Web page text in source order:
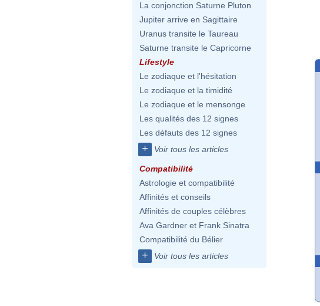
La conjonction Saturne Pluton
Jupiter arrive en Sagittaire
Uranus transite le Taureau
Saturne transite le Capricorne
Lifestyle
Le zodiaque et l'hésitation
Le zodiaque et la timidité
Le zodiaque et le mensonge
Les qualités des 12 signes
Les défauts des 12 signes
+ Voir tous les articles
Compatibilité
Astrologie et compatibilité
Affinités et conseils
Affinités de couples célèbres
Ava Gardner et Frank Sinatra
Compatibilité du Bélier
+ Voir tous les articles